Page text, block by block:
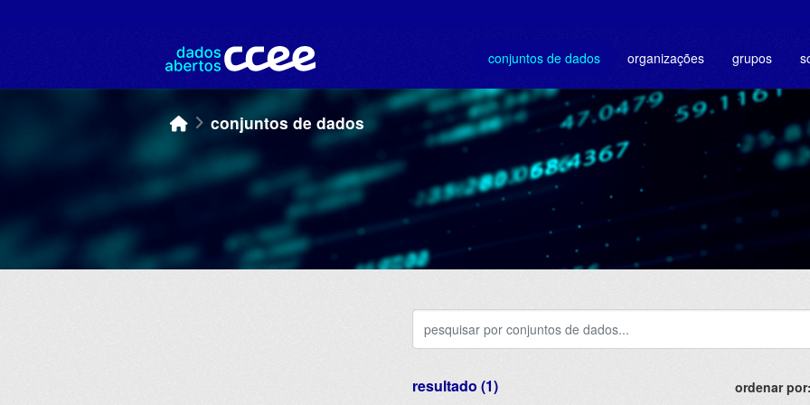
conjuntos de dados organizações grupos
conjuntos de dados
ordenar por
resultado (1)